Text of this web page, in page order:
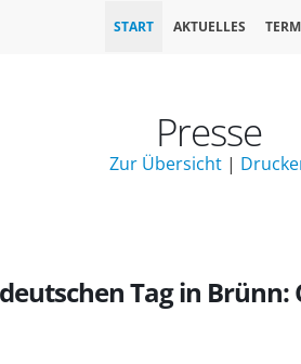
START AKTUELLES
Presse
Zur Übersicht|
Tag in